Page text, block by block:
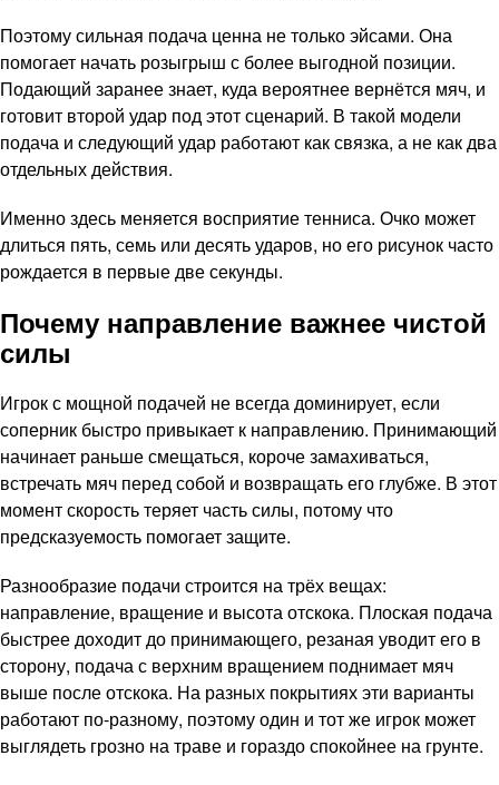
Поэтому сильная подача ценна не только эйсами. Она
помогает начать розыгрыш с более выгодной позиции.
Подающий заранее знает, куда вероятнее вернётся мяч, и
готовит второй удар под этот сценарий. В такой модели
подача и следующий удар работают как связка, а не как два
отдельных действия.
Именно здесь меняется восприятие тенниса. Очко может
длиться пять, семь или десять ударов, но его рисунок часто
рождается в первые две секунды.
Почему направление важнее чистой
силы
Игрок с мощной подачей не всегда доминирует, если
соперник быстро привыкает к направлению. Принимающий
начинает раньше смещаться, короче замахиваться,
встречать мяч перед собой и возвращать его глубже. В этот
момент скорость теряет часть силы, потому что
предсказуемость помогает защите.
Разнообразие подачи строится на трёх вещах:
направление, вращение и высота отскока. Плоская подача
быстрее доходит до принимающего, резаная уводит его в
сторону, подача с верхним вращением поднимает мяч
выше после отскока. На разных покрытиях эти варианты
работают по-разному, поэтому один и тот же игрок может
выглядеть грозно на траве и гораздо спокойнее на грунте.